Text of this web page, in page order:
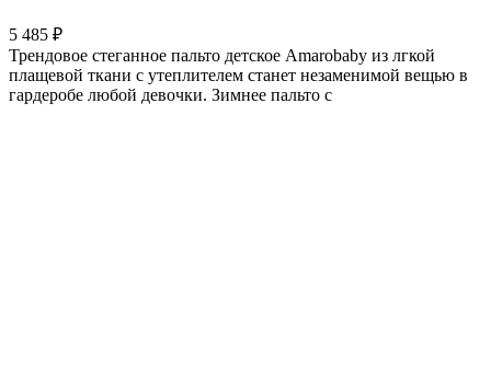
5 485 ₽
Трендовое стеганное пальто детское Amarobaby из лгкой
плащевой ткани c утеплителем станет незаменимой вещью в
гардеробе любой девочки. Зимнее пальто с